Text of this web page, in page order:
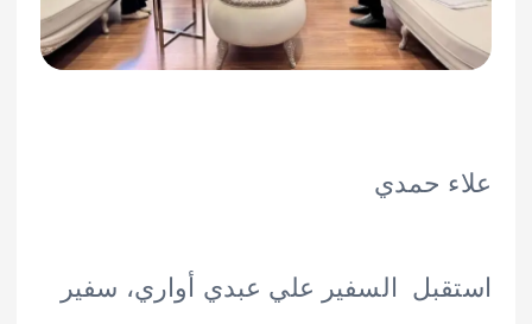
حمدي
السفير علي عبدي أواري، سفير